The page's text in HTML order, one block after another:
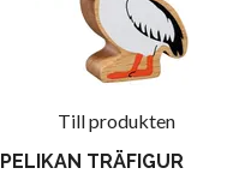
Till produkten
PELIKAN TRÄFIGUR